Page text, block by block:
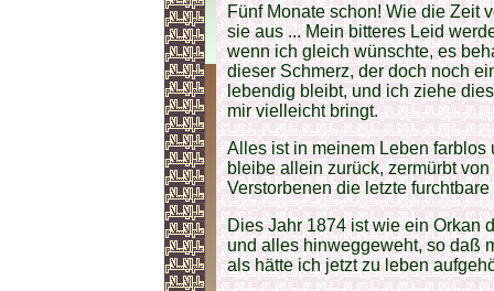
Fünf Monate schon! Wie die Zeit
sie aus ... Mein bitteres Leid
wenn ich gleich wünschte, es
dieser Schmerz, der doch noch
lebendig bleibt, und ich ziehe
mir vielleicht bringt.
Alles ist in meinem Leben
bleibe allein zurück, zermürbt
Verstorbenen die letzte
Dies Jahr 1874 ist wie ein Orkan
und alles hinweggeweht, so daß
als hätte ich jetzt zu leben